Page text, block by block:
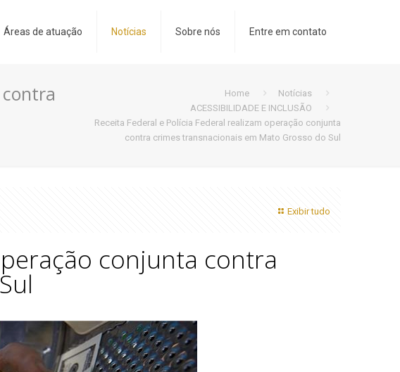
Áreas de atuação Notícias Sobre nós Entre em contato
Home
Notícias
ACESSIBILIDADE E INCLUSÃO
Receita Federal e Polícia Federal realizam operação conjunta
contra crimes transnacionais em Mato Grosso do Sul
Exibir tudo
conjunta contra